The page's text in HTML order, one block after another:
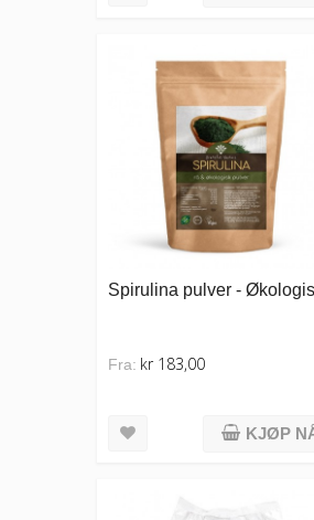
Spirulina pulver -
Fra: kr 183,00
KJØP